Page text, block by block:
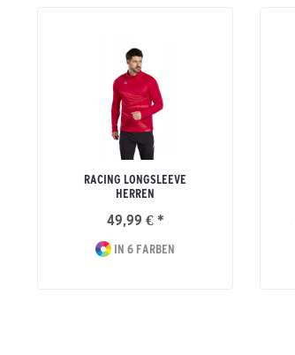
RACING LONGSLEEVE
HERREN
49,99 € *
IN 6 FARBEN